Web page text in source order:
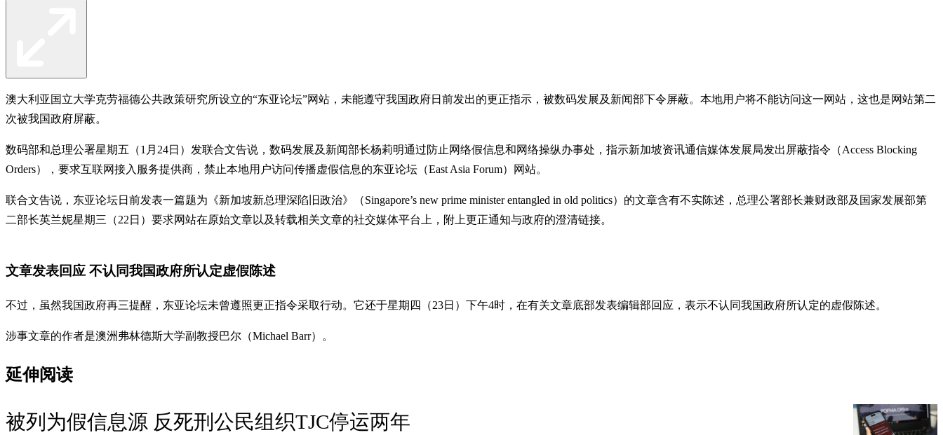
澳大利亚国立大学克劳福德公共政策研究所设立的“东亚论坛”网站，未能遵守我国政府日前发出的更正指示，被数码发展及新闻部下令屏蔽。本地用户将不能访问这一网站，这也是网站第二
次被我国政府屏蔽。
数码部和总理公署星期五（1月24日）发联合文告说，数码发展及新闻部长杨莉明通过防止网络假信息和网络操纵办事处，指示新加坡资讯通信媒体发展局发出屏蔽指令（Access Blocking
Orders），要求互联网接入服务提供商，禁止本地用户访问传播虚假信息的东亚论坛（East Asia Forum）网站。
联合文告说，东亚论坛日前发表一篇题为《新加坡新总理深陷旧政治》（Singapore’s new prime minister entangled in old politics）的文章含有不实陈述，总理公署部长兼财政部及国家发展部第
二部长英兰妮星期三（22日）要求网站在原始文章以及转载相关文章的社交媒体平台上，附上更正通知与政府的澄清链接。
文章发表回应 不认同我国政府所认定虚假陈述
不过，虽然我国政府再三提醒，东亚论坛未曾遵照更正指令采取行动。它还于星期四（23日）下午4时，在有关文章底部发表编辑部回应，表示不认同我国政府所认定的虚假陈述。
涉事文章的作者是澳洲弗林德斯大学副教授巴尔（Michael Barr）。
延伸阅读
被列为假信息源 反死刑公民组织TJC停运两年